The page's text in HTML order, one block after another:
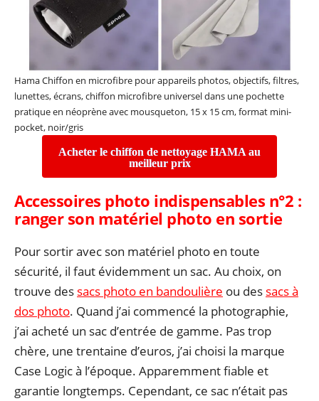
Hama Chiffon en microfibre pour appareils photos, objectifs, filtres,
lunettes, écrans, chiffon microfibre universel dans une pochette
pratique en néoprène avec mousqueton, 15 x 15 cm, format mini-
pocket, noir/gris
Acheter le chiffon de nettoyage HAMA au
meilleur prix
Accessoires photo indispensables n°2 :
ranger son matériel photo en sortie
Pour sortir avec son matériel photo en toute
sécurité, il faut évidemment un sac. Au choix, on
trouve des sacs photo en bandoulière ou des sacs à
dos photo. Quand j’ai commencé la photographie,
j’ai acheté un sac d’entrée de gamme. Pas trop
chère, une trentaine d’euros, j’ai choisi la marque
Case Logic à l’époque. Apparemment fiable et
garantie longtemps. Cependant, ce sac n’était pas